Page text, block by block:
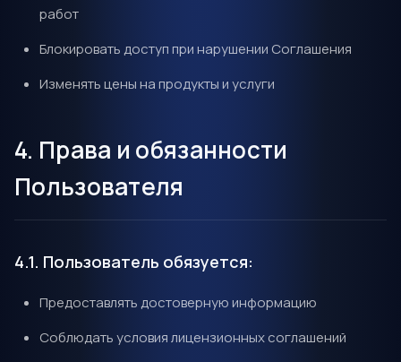
работ
Блокировать доступ при нарушении Соглашения
Изменять цены на продукты и услуги
4. Права и обязанности
Пользователя
4.1. Пользователь обязуется:
Предоставлять достоверную информацию
Соблюдать условия лицензионных соглашений